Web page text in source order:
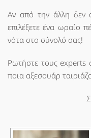
Αν από την άλλη δεν
επιλέξετε ένα ωραίο
νότα στο σύνολό σας!
Ρωτήστε τους experts
ποια αξεσουάρ